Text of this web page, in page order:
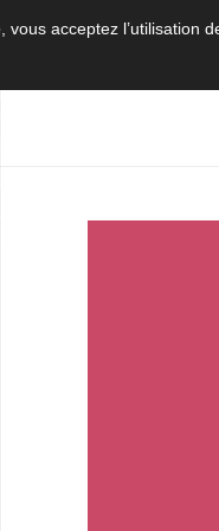
acceptez l’utilisation